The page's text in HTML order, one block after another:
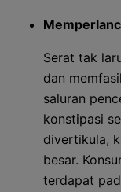
Serat tak
dan
saluran
konstipasi
divertikula,
besar.
terdapat